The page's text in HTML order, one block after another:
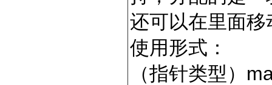
还可以在里面移
使用形式：
（指针类型）